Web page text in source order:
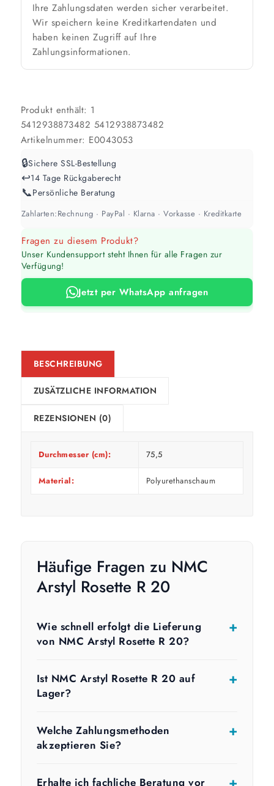
Ihre Zahlungsdaten werden sicher verarbeitet.
Wir speichern keine Kreditkartendaten und
haben keinen Zugriff auf Ihre
Zahlungsinformationen.
Produkt enthält: 1
5412938873482 5412938873482
Artikelnummer: E0043053
🔒Sichere SSL-Bestellung
↩️14 Tage Rückgaberecht
📞Persönliche Beratung
Zahlarten:Rechnung · PayPal · Klarna · Vorkasse · Kreditkarte
Fragen zu diesem Produkt?
Unser Kundensupport steht Ihnen für alle Fragen zur
Verfügung!
Jetzt per WhatsApp anfragen
BESCHREIBUNG
ZUSÄTZLICHE INFORMATION
REZENSIONEN (0)
Durchmesser (cm): 75,5
Material: Polyurethanschaum
Häufige Fragen zu NMC
Arstyl Rosette R 20
Wie schnell erfolgt die Lieferung
von NMC Arstyl Rosette R 20?
Ist NMC Arstyl Rosette R 20 auf
Lager?
Welche Zahlungsmethoden
akzeptieren Sie?
Erhalte ich fachliche Beratung vor